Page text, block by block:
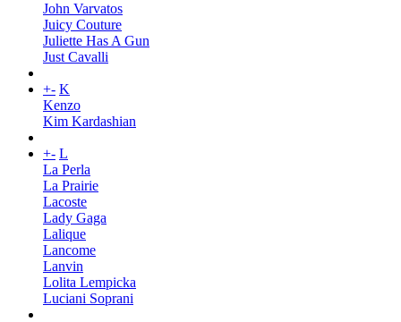
John Varvatos
Juicy Couture
Juliette Has A Gun
Just Cavalli
+- K
Kenzo
Kim Kardashian
+- L
La Perla
La Prairie
Lacoste
Lady Gaga
Lalique
Lancome
Lanvin
Lolita Lempicka
Luciani Soprani